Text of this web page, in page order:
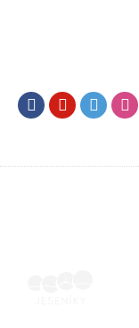
FacebookYoutubeTwitter